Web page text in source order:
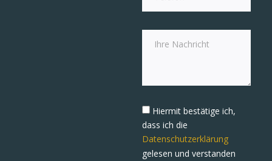
Hiermit bestätige ich,
dass ich die
Datenschutzerklärung
gelesen und verstanden